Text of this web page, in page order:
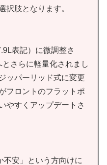
択肢となります。
表記）に微調整さ
さらに軽量化されまし
ッパーリッド式に変更
フロントのフラットポ
やすくアップデートさ
不安」という方向けに